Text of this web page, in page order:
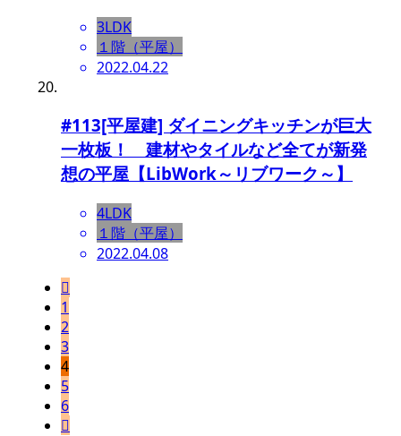
3LDK
１階（平屋）
2022.04.22
#113[平屋建] ダイニングキッチンが巨大
一枚板！ 建材やタイルなど全てが新発
想の平屋【LibWork～リブワーク～】
4LDK
１階（平屋）
2022.04.08

1
2
3
4
5
6
